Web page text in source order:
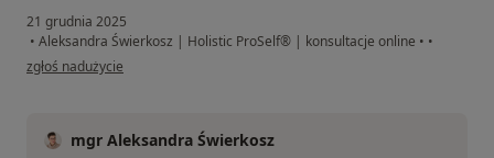
21 grudnia 2025
• Aleksandra Świerkosz | Holistic ProSelf® | konsultacje online • •
w opinii użytkownika Waldek
zgłoś nadużycie
mgr Aleksandra Świerkosz